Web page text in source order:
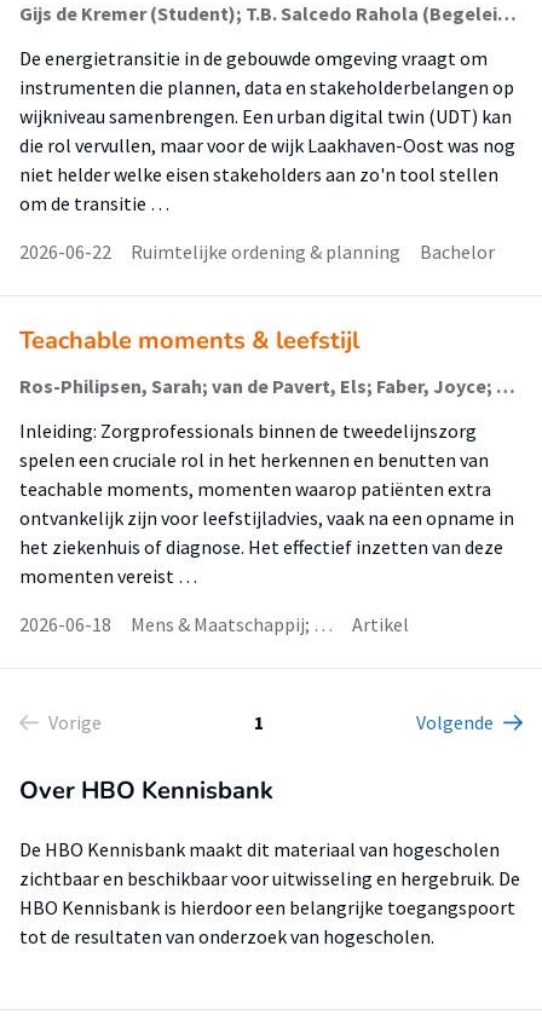
Gijs de Kremer (Student); T.B. Salcedo Rahola (Begeleider); Rik Lukey (Begeleider)
De energietransitie in de gebouwde omgeving vraagt om
instrumenten die plannen, data en stakeholderbelangen op
wijkniveau samenbrengen. Een urban digital twin (UDT) kan
die rol vervullen, maar voor de wijk Laakhaven-Oost was nog
niet helder welke eisen stakeholders aan zo'n tool stellen
om de transitie …
2026-06-22
Ruimtelijke ordening & planning Bachelor
Teachable moments & leefstijl
Ros-Philipsen, Sarah; van de Pavert, Els; Faber, Joyce; Oldenhuis, Hilbrand (Digital Health); Dijkstra, Karin
Inleiding: Zorgprofessionals binnen de tweedelijnszorg
spelen een cruciale rol in het herkennen en benutten van
teachable moments, momenten waarop patiënten extra
ontvankelijk zijn voor leefstijladvies, vaak na een opname in
het ziekenhuis of diagnose. Het effectief inzetten van deze
momenten vereist …
2026-06-18
Mens & Maatschappij; … Artikel
Vorige 1 Volgende
Over HBO Kennisbank
De HBO Kennisbank maakt dit materiaal van hogescholen
zichtbaar en beschikbaar voor uitwisseling en hergebruik. De
HBO Kennisbank is hierdoor een belangrijke toegangspoort
tot de resultaten van onderzoek van hogescholen.